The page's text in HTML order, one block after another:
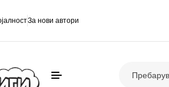
За нови автори